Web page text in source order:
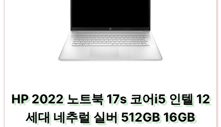
HP 2022 노트북 17s 코어i5 인텔 12
세대 네추럴 실버 512GB 16GB